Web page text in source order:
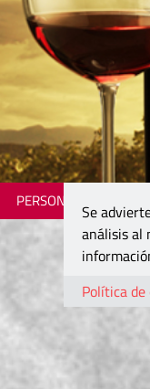
PERSONAJES
Se
análisis al
Política de